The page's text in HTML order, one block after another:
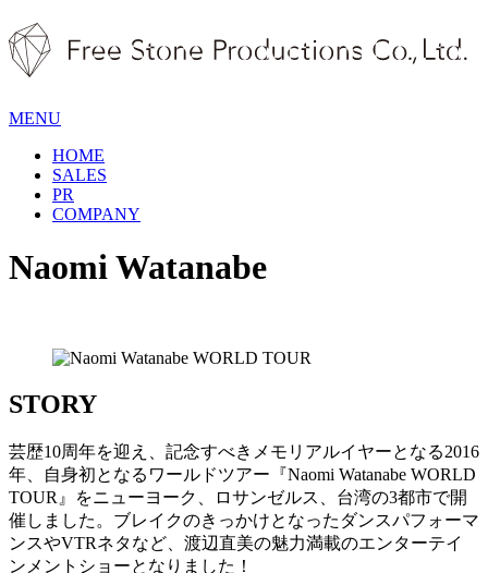
MENU
HOME
SALES
PR
COMPANY
Naomi Watanabe
STORY
芸歴10周年を迎え、記念すべきメモリアルイヤーとなる2016
年、自身初となるワールドツアー『Naomi Watanabe WORLD
TOUR』をニューヨーク、ロサンゼルス、台湾の3都市で開
催しました。ブレイクのきっかけとなったダンスパフォーマ
ンスやVTRネタなど、渡辺直美の魅力満載のエンターテイ
ンメントショーとなりました！